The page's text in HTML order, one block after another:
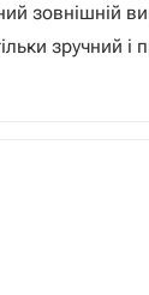
зовнішній
зручний і